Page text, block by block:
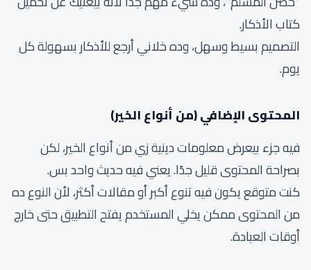
كتاب الأذكار.
التصميم بسيط وسهل، وده خلاني أرجع للأذكار بسهولة كل
يوم.
المحتوى الإضافي (من أنواع الخير)
فيه جزء بيعرض معلومات دينية زي من أنواع الخير، لكن
بصراحة المحتوى قليل جدًا. يعني فيه حديث واحد بس.
كنت متوقع يكون فيه تنوع أكبر أو مقالات أكثر، لأن النوع ده
من المحتوى ممكن يخلي المستخدم يفتح التطبيق حتى خارج
أوقات العبادة.